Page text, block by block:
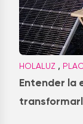
HOLALUZ ,
Entender la